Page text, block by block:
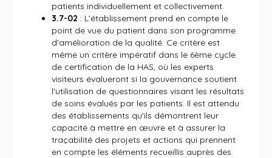
patients individuellement et collectivement.
3.7-02 : L'établissement prend en compte le
point de vue du patient dans son programme
d'amélioration de la qualité. Ce critère est
même un critère impératif dans le 6ème cycle
de certification de la HAS, où les experts
visiteurs évalueront si la gouvernance soutient
l'utilisation de questionnaires visant les résultats
de soins évalués par les patients. Il est attendu
des établissements qu'ils démontrent leur
capacité à mettre en œuvre et à assurer la
traçabilité des projets et actions qui prennent
en compte les éléments recueillis auprès des